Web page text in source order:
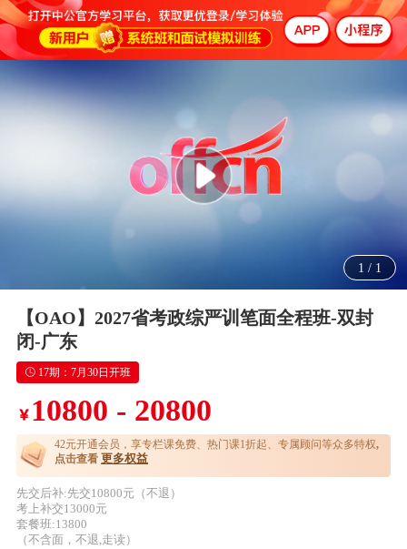
1 / 1
【OAO】2027省考政综严训笔面全程班-双封
闭-广东
17期：7月30日开班
￥10800 - 20800
42元开通会员，享专栏课免费、热门课1折起、专属顾问等众多特权,
点击查看 更多权益
先交后补:先交10800元（不退）
考上补交13000元
套餐班:13800
（不含面，不退,走读）